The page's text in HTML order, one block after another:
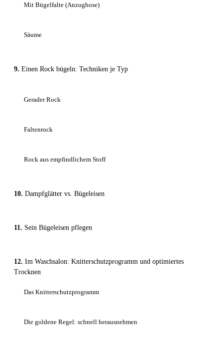
Mit Bügelfalte (Anzughose)
Säume
Einen Rock bügeln: Techniken je Typ
Gerader Rock
Faltenrock
Rock aus empfindlichem Stoff
Dampfglätter vs. Bügeleisen
Sein Bügeleisen pflegen
Im Waschsalon: Knitterschutzprogramm und optimiertes
Trocknen
Das Knitterschutzprogramm
Die goldene Regel: schnell herausnehmen